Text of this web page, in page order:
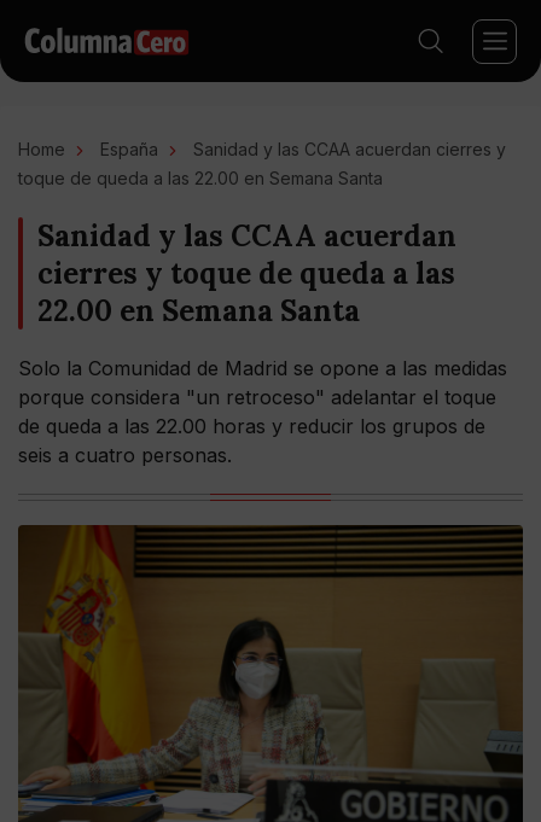
Home España
Sanidad y las CCAA acuerdan cierres y
toque de queda a las 22.00 en Semana Santa
Sanidad y las CCAA acuerdan
cierres y toque de queda a las
22.00 en Semana Santa
Solo la Comunidad de Madrid se opone a las medidas
porque considera "un retroceso" adelantar el toque
de queda a las 22.00 horas y reducir los grupos de
seis a cuatro personas.